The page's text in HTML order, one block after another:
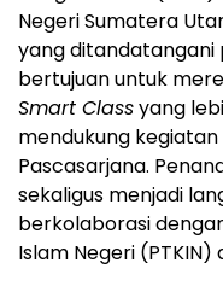
Negeri Sumatera
yang ditandatangani
bertujuan untuk
Smart Classyang
mendukung
Pascasarjana.
sekaligus menjadi
berkolaborasi
Islam Negeri (PTKIN)